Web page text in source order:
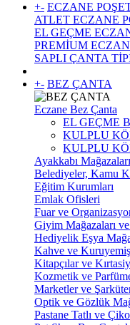
+- ECZANE
ATLET ECZANE
EL GEÇME
PREMİUM
SAPLI ÇANTA
+- BEZ ÇANTA
Eczane Bez Çanta
EL GEÇME
KULPLU
KULPLU
Ayakkabı Mağazaları
Belediyeler, Kamu
Eğitim Kurumları
Emlak Ofisleri
Fuar ve
Giyim Mağazaları
Hediyelik Eşya
Kahve ve
Kitapçılar ve
Kozmetik ve
Marketler ve
Optik ve Gözlük
Pastane Tatlı ve